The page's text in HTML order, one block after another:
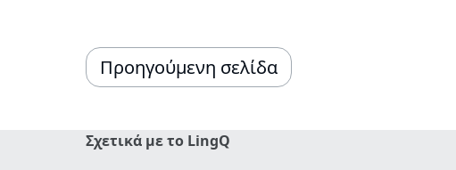
Προηγούμενη σελίδα
Σχετικά με το LingQ